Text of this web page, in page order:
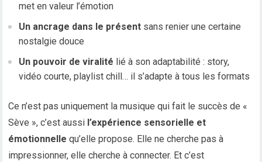
met en valeur l’émotion
Un ancrage dans le présent sans renier une certaine
nostalgie douce
Un pouvoir de viralité lié à son adaptabilité : story,
vidéo courte, playlist chill… il s’adapte à tous les formats
Ce n’est pas uniquement la musique qui fait le succès de «
Sève », c’est aussi l’expérience sensorielle et
émotionnelle qu’elle propose. Elle ne cherche pas à
impressionner, elle cherche à connecter. Et c’est